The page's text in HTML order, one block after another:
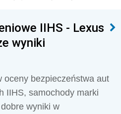
IIHS - Lexus
wyniki
oceny bezpieczeństwa aut
IIHS, samochody marki
wyniki w